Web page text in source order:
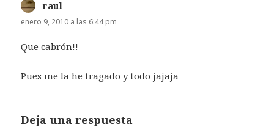
raul
enero 9, 2010 a las 6:44 pm
Que cabrón!!
Pues me la he tragado y todo jajaja
Deja una respuesta